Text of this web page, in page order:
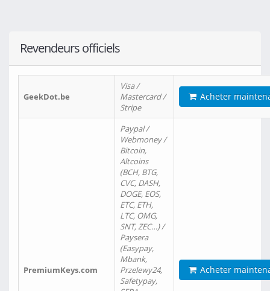
Revendeurs officiels
GeekDot.be
Visa /
Mastercard /
Stripe
Acheter
PremiumKeys.com
Paypal /
Webmoney /
Bitcoin,
Altcoins
(BCH, BTG,
CVC, DASH,
DOGE, EOS,
ETC, ETH,
LTC, OMG,
SNT, ZEC…) /
Paysera
(Easypay,
Mbank,
Przelewy24,
Safetypay,
Acheter